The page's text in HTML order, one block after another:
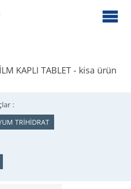
KAPLI TABLET - kisa ürün
:
TRİHİDRAT